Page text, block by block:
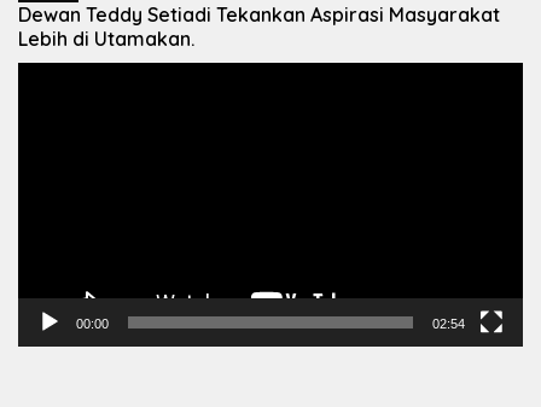
Dewan Teddy Setiadi Tekankan Aspirasi Masyarakat
Lebih di Utamakan.
00:00 02:54